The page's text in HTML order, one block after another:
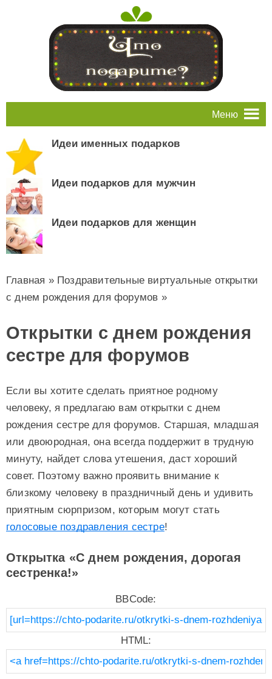
Меню
Идеи именных подарков
Идеи подарков для мужчин
Идеи подарков для женщин
Главная » Поздравительные виртуальные открытки
с днем рождения для форумов »
Открытки с днем рождения
сестре для форумов
Если вы хотите сделать приятное родному
человеку, я предлагаю вам открытки с днем
рождения сестре для форумов. Старшая, младшая
или двоюродная, она всегда поддержит в трудную
минуту, найдет слова утешения, даст хороший
совет. Поэтому важно проявить внимание к
близкому человеку в праздничный день и удивить
приятным сюрпризом, которым могут стать
голосовые поздравления сестре!
Открытка «С днем рождения, дорогая
сестренка!»
BBCode:
HTML: